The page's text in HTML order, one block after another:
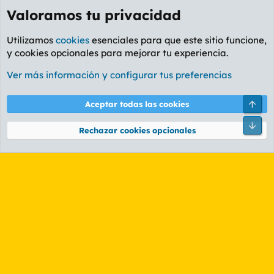
Foro General
Cookies
PL OLDSTYLE AMARILLO
Términos y reglas Política de privacidad Ayuda
Community platform by XenForo® © 2010-2026 XenForo Ltd.
Valoramos tu privacidad
Utilizamos cookies esenciales para que este sitio funcione,
y cookies opcionales para mejorar tu experiencia.
Ver más información y configurar tus preferencias
Aceptar todas las cookies
Rechazar cookies opcionales
Pie